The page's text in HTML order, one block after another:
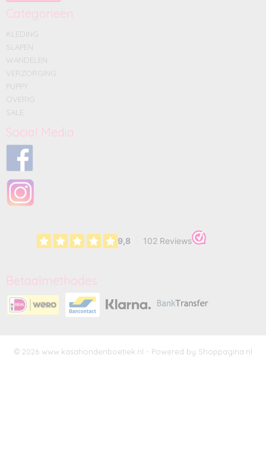
Categorieën
KLEDING
SLAPEN
WANDELEN
VERZORGING
PUPPY
OVERIG
SALE
Social Media
Betaalmethodes
© 2026 www.kasahondenboetiek.nl - Powered by Shoppagina.nl